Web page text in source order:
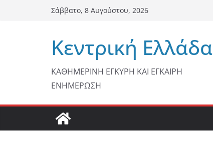
Σάββατο, 8 Αυγούστου, 2026
Κεντρική Ελλάδα
ΚΑΘΗΜΕΡΙΝΗ ΕΓΚΥΡΗ ΚΑΙ ΕΓΚΑΙΡΗ
ΕΝΗΜΕΡΩΣΗ